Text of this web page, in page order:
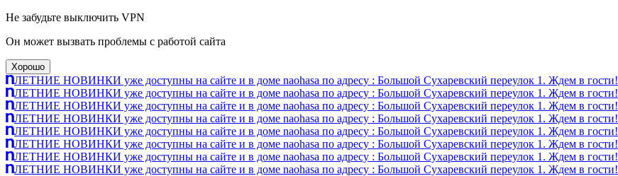
Не забудьте выключить VPN
Он может вызвать проблемы с работой сайта
Хорошо
ЛЕТНИЕ НОВИНКИ уже доступны на сайте и в доме naohasa по адресу : Большой Сухаревский переулок 1. Ждем в гости!
ЛЕТНИЕ НОВИНКИ уже доступны на сайте и в доме naohasa по адресу : Большой Сухаревский переулок 1. Ждем в гости!
ЛЕТНИЕ НОВИНКИ уже доступны на сайте и в доме naohasa по адресу : Большой Сухаревский переулок 1. Ждем в гости!
ЛЕТНИЕ НОВИНКИ уже доступны на сайте и в доме naohasa по адресу : Большой Сухаревский переулок 1. Ждем в гости!
ЛЕТНИЕ НОВИНКИ уже доступны на сайте и в доме naohasa по адресу : Большой Сухаревский переулок 1. Ждем в гости!
ЛЕТНИЕ НОВИНКИ уже доступны на сайте и в доме naohasa по адресу : Большой Сухаревский переулок 1. Ждем в гости!
ЛЕТНИЕ НОВИНКИ уже доступны на сайте и в доме naohasa по адресу : Большой Сухаревский переулок 1. Ждем в гости!
ЛЕТНИЕ НОВИНКИ уже доступны на сайте и в доме naohasa по адресу : Большой Сухаревский переулок 1. Ждем в гости!